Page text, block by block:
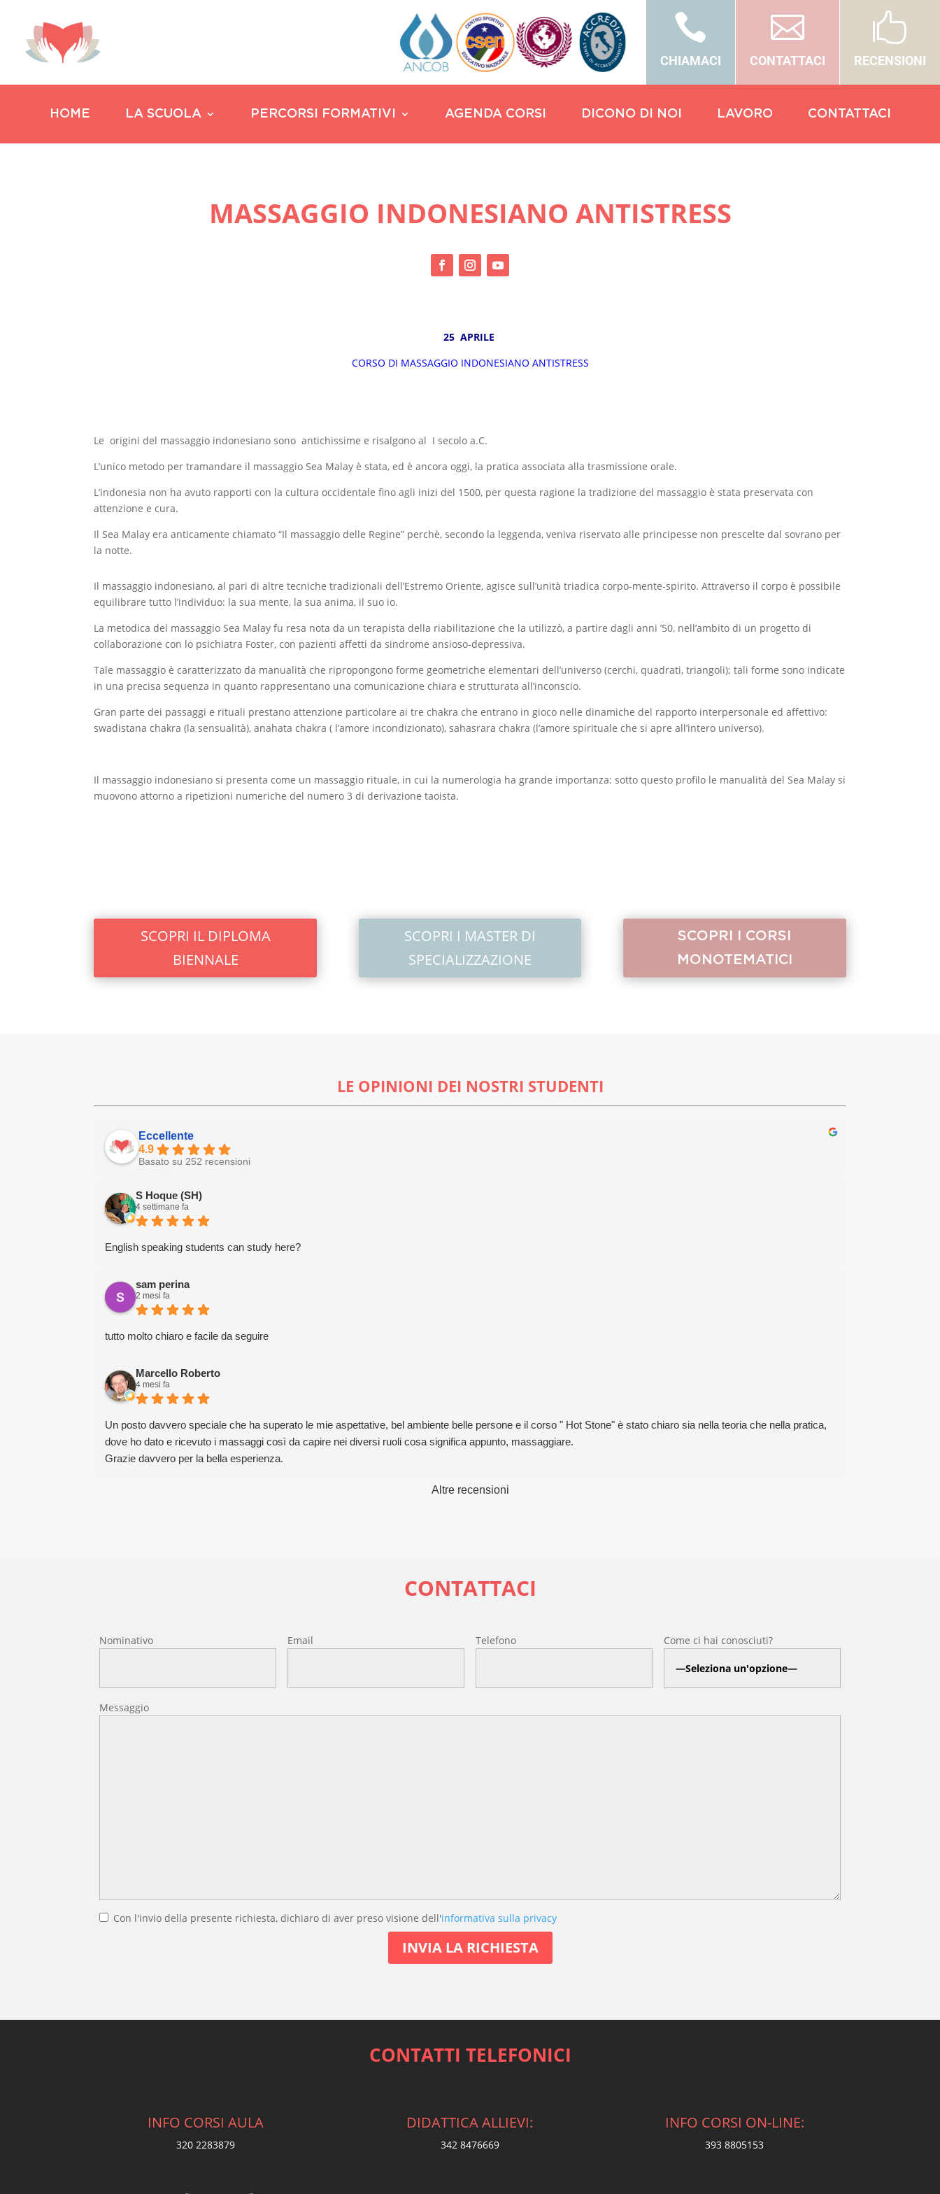

CHIAMACI

CONTATTACI

RECENSIONI
HOME LA SCUOLA PERCORSI FORMATIVI AGENDA CORSI DICONO DI NOI LAVORO CONTATTACI
MASSAGGIO INDONESIANO ANTISTRESS
25 APRILE
CORSO DI MASSAGGIO INDONESIANO ANTISTRESS
Le origini del massaggio indonesiano sono antichissime e risalgono al I secolo a.C.
L’unico metodo per tramandare il massaggio Sea Malay è stata, ed è ancora oggi, la pratica associata alla trasmissione orale.
L’indonesia non ha avuto rapporti con la cultura occidentale fino agli inizi del 1500, per questa ragione la tradizione del massaggio è stata preservata con
attenzione e cura.
Il Sea Malay era anticamente chiamato “Il massaggio delle Regine” perchè, secondo la leggenda, veniva riservato alle principesse non prescelte dal sovrano per
la notte.
Il massaggio indonesiano, al pari di altre tecniche tradizionali dell’Estremo Oriente, agisce sull’unità triadica corpo-mente-spirito. Attraverso il corpo è possibile
equilibrare tutto l’individuo: la sua mente, la sua anima, il suo io.
La metodica del massaggio Sea Malay fu resa nota da un terapista della riabilitazione che la utilizzò, a partire dagli anni ’50, nell’ambito di un progetto di
collaborazione con lo psichiatra Foster, con pazienti affetti da sindrome ansioso-depressiva.
Tale massaggio è caratterizzato da manualità che ripropongono forme geometriche elementari dell’universo (cerchi, quadrati, triangoli); tali forme sono indicate
in una precisa sequenza in quanto rappresentano una comunicazione chiara e strutturata all’inconscio.
Gran parte dei passaggi e rituali prestano attenzione particolare ai tre chakra che entrano in gioco nelle dinamiche del rapporto interpersonale ed affettivo:
swadistana chakra (la sensualità), anahata chakra ( l’amore incondizionato), sahasrara chakra (l’amore spirituale che si apre all’intero universo).
Il massaggio indonesiano si presenta come un massaggio rituale, in cui la numerologia ha grande importanza: sotto questo profilo le manualità del Sea Malay si
muovono attorno a ripetizioni numeriche del numero 3 di derivazione taoista.
SCOPRI IL DIPLOMA
BIENNALE
SCOPRI I MASTER DI
SPECIALIZZAZIONE
SCOPRI I CORSI
MONOTEMATICI
LE OPINIONI DEI NOSTRI STUDENTI
Eccellente
4.9
Basato su 252 recensioni
S Hoque (SH)
4 settimane fa
English speaking students can study here?
sam perina
2 mesi fa
tutto molto chiaro e facile da seguire
Marcello Roberto
4 mesi fa
Un posto davvero speciale che ha superato le mie aspettative, bel ambiente belle persone e il corso " Hot Stone" è stato chiaro sia nella teoria che nella pratica,
dove ho dato e ricevuto i massaggi così da capire nei diversi ruoli cosa significa appunto, massaggiare.
Grazie davvero per la bella esperienza.
Altre recensioni
CONTATTACI
Nominativo Email Telefono Come ci hai conosciuti?
Messaggio
Con l'invio della presente richiesta, dichiaro di aver preso visione dell'informativa sulla privacy
CONTATTI TELEFONICI
INFO CORSI AULA
320 2283879
DIDATTICA ALLIEVI:
342 8476669
INFO CORSI ON-LINE:
393 8805153